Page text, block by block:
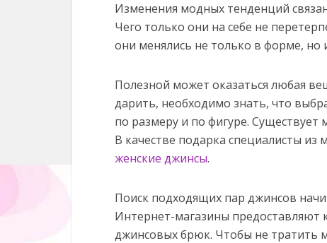
Изменения модных тенденций
Чего только они на себе не
они менялись не только в форме, но
Полезной может оказаться любая
дарить, необходимо знать, что
по размеру и по фигуре.
В качестве подарка специалисты
женские джинсы.
Поиск подходящих пар джинсов
Интернет-магазины предоставляют
джинсовых брюк. Чтобы не тратить